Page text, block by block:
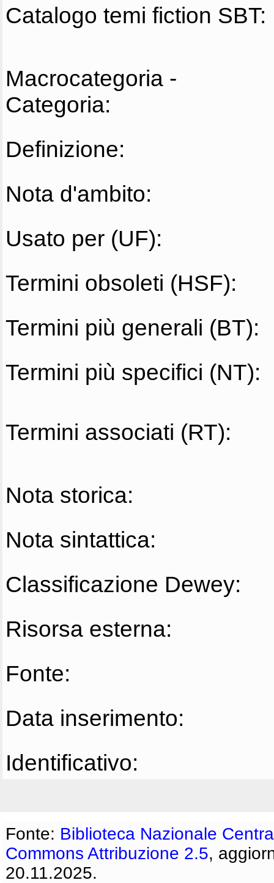
Catalogo temi fiction SBT:
Macrocategoria -
Categoria:
Definizione:
Nota d'ambito:
Usato per (UF):
Termini obsoleti (HSF):
Termini più generali (BT):
Termini più specifici (NT):
Termini associati (RT):
Nota storica:
Nota sintattica:
Classificazione Dewey:
Risorsa esterna:
Fonte:
Data inserimento:
Identificativo:
Fonte: Biblioteca Nazionale
Commons Attribuzione 2.5,
20.11.2025.